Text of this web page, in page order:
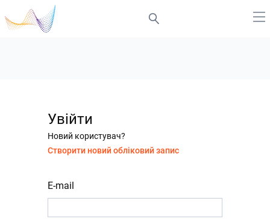
Увійти
Новий користувач?
Створити новий обліковий запис
E-mail